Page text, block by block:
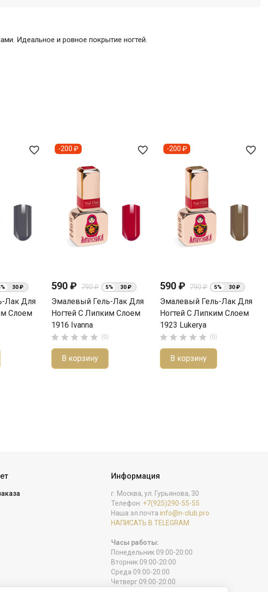
Идеальное и ровное покрытие ногтей.
favorite_border
30 ₽
Лак Для
Слоем
favorite_border
590 ₽ 790 ₽ 5% 30 ₽
Эмалевый Гель-Лак Для
Ногтей С Липким Слоем
1916 Ivanna
     (0)
В корзину
-200 ₽ favorite_border
590 ₽ 790 ₽ 5% 30 ₽
Эмалевый Гель-Лак Для
Ногтей С Липким Слоем
1923 Lukerya
     (0)
В корзину
-200 ₽
Информация
г. Москва, ул. Гурьянова, 30
Телефон: +7(925)290-55-55
Наша эл.почта info@n-club.pro
НАПИСАТЬ В TELEGRAM
Часы работы:
Понедельник 09:00-20:00
Вторник 09:00-20:00
Среда 09:00-20:00
Четверг 09:00-20:00